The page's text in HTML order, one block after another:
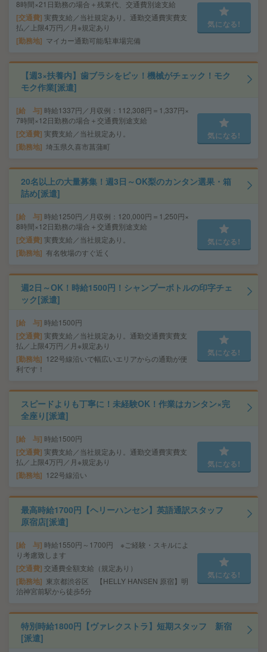
8時間×21日勤務の場合＋残業代、交通費別途支給
交通費 実費支給／当社規定あり。通勤交通費実費支
払／上限4万円／月※規定あり
勤務地 マイカー通勤可能/駐車場完備
気になる!
【週3×扶養内】歯ブラシをピッ！機械がチェック！モク
モク作業[派遣]
給 与 時給1337円／月収例：112,308円＝1,337円×
7時間×12日勤務の場合＋交通費別途支給
交通費 実費支給／当社規定あり。
勤務地 埼玉県久喜市菖蒲町
気になる!
20名以上の大量募集！週3日～OK梨のカンタン選果・箱
詰め[派遣]
給 与 時給1250円／月収例：120,000円＝1,250円×
8時間×12日勤務の場合＋交通費別途支給
交通費 実費支給／当社規定あり。
勤務地 有名牧場のすぐ近く
気になる!
週2日～OK！時給1500円！シャンプーボトルの印字チェ
ック[派遣]
給 与 時給1500円
交通費 実費支給／当社規定あり。通勤交通費実費支
払／上限4万円／月※規定あり
勤務地
122号線沿いで幅広いエリアからの通勤が便
利です！
気になる!
スピードよりも丁寧に！未経験OK！作業はカンタン×完
全座り[派遣]
給 与 時給1500円
交通費 実費支給／当社規定あり。通勤交通費実費支
払／上限4万円／月※規定あり
勤務地 122号線沿い
気になる!
最高時給1700円【ヘリーハンセン】英語通訳スタッフ
原宿店[派遣]
給 与 時給1550円～1700円 ※ご経験・スキルによ
り考慮致します
交通費 交通費全額支給（規定あり）
勤務地
東京都渋谷区 【HELLY HANSEN 原宿】明
治神宮前駅から徒歩5分
気になる!
特別時給1800円【ヴァレクストラ】短期スタッフ 新宿
[派遣]